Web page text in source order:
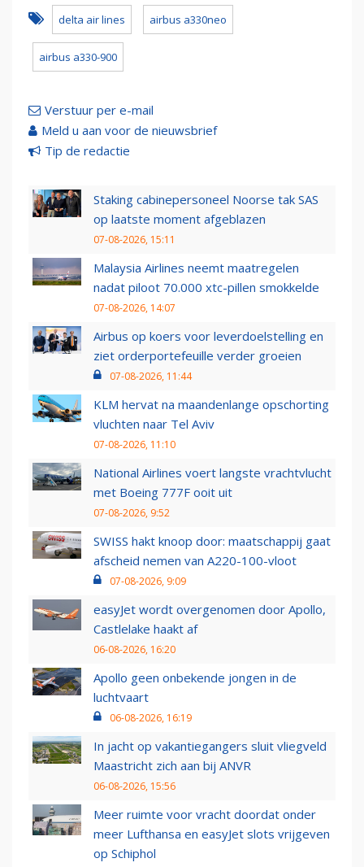
delta air lines airbus a330neo
airbus a330-900
Verstuur per e-mail
Meld u aan voor de nieuwsbrief
Tip de redactie
Staking cabinepersoneel Noorse tak SAS
op laatste moment afgeblazen
07-08-2026, 15:11
Malaysia Airlines neemt maatregelen
nadat piloot 70.000 xtc-pillen smokkelde
07-08-2026, 14:07
Airbus op koers voor leverdoelstelling en
ziet orderportefeuille verder groeien
07-08-2026, 11:44
KLM hervat na maandenlange opschorting
vluchten naar Tel Aviv
07-08-2026, 11:10
National Airlines voert langste vrachtvlucht
met Boeing 777F ooit uit
07-08-2026, 9:52
SWISS hakt knoop door: maatschappij gaat
afscheid nemen van A220-100-vloot
07-08-2026, 9:09
easyJet wordt overgenomen door Apollo,
Castlelake haakt af
06-08-2026, 16:20
Apollo geen onbekende jongen in de
luchtvaart
06-08-2026, 16:19
In jacht op vakantiegangers sluit vliegveld
Maastricht zich aan bij ANVR
06-08-2026, 15:56
Meer ruimte voor vracht doordat onder
meer Lufthansa en easyJet slots vrijgeven
op Schiphol